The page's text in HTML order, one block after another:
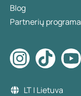
Blog
Partnerių programa
LT | Lietuva